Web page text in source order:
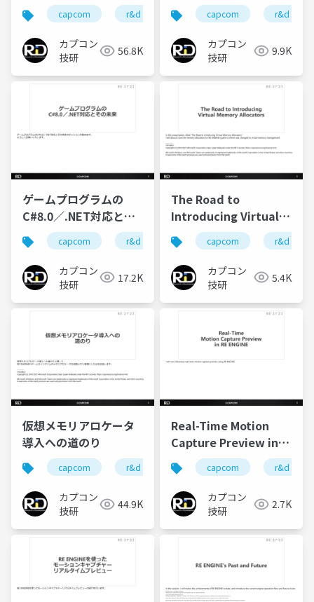
capcom r&d カプコン カプコン技研
カプコン
技研
56.8K
the Future
capcom r&d
カプコン
技研
9.9K
ゲームプログラムの
C#8.0／.NET対応とそ
の未来capcom r&d カプコン カプコン技研
カプコン
技研
17.2K
The Road to
Introducing Virtual
Memory Allocators
capcom r&d
カプコン
技研
5.4K
仮想メモリアロケータ
導入への道のり
capcom r&d カプコン カプコン技研
カプコン
技研
44.9K
Real-Time Motion
Capture Preview in
RE ENGINE
capcom r&d
カプコン
技研
2.7K